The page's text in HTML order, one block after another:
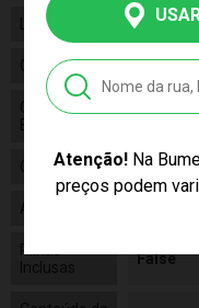
Atenção!Na
preços podem
Linha
Código 4133
Código de
Barras
Composição Plástico
Alimentação
Pilhas
False